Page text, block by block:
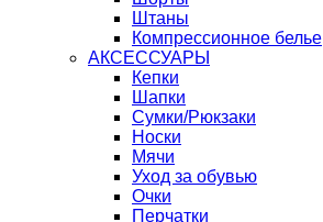
Штаны
Компрессионное белье
АКСЕССУАРЫ
Кепки
Шапки
Сумки/Рюкзаки
Носки
Мячи
Уход за обувью
Очки
Перчатки